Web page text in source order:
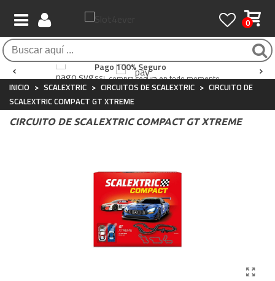
0
Atención al Cliente
Whatsapp+34 697 854 500
Envío Gratis / 24 horas
Para compras superiores a 90€
Pago 100% Seguro
SSL compra segura en todo momento
INICIO > SCALEXTRIC > CIRCUITOS DE SCALEXTRIC > CIRCUITO DE
SCALEXTRIC COMPACT GT XTREME
CIRCUITO DE SCALEXTRIC COMPACT GT XTREME